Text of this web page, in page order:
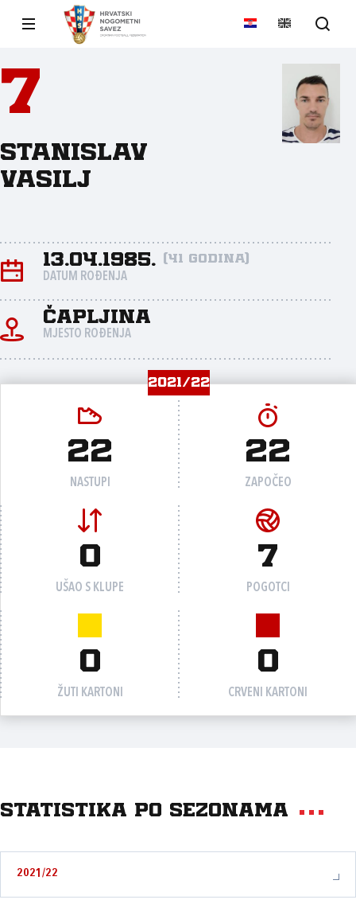
7
Stanislav
Vasilj
13.04.1985. (41 godina)
DATUM ROĐENJA
Čapljina
MJESTO ROĐENJA
2021/22
22
NASTUPI
22
ZAPOČEO
0
UŠAO S KLUPE
7
POGOTCI
0
ŽUTI KARTONI
0
CRVENI KARTONI
Statistika po sezonama
2021/22